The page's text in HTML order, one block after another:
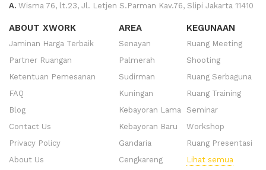
A. Wisma 76, lt.23, Jl. Letjen S.Parman Kav.76, Slipi Jakarta 11410
ABOUT XWORK
Jaminan Harga Terbaik
Partner Ruangan
Ketentuan Pemesanan
FAQ
Blog
Contact Us
Privacy Policy
About Us
AREA
Senayan
Palmerah
Sudirman
Kuningan
Kebayoran Lama
Kebayoran Baru
Gandaria
Cengkareng
KEGUNAAN
Ruang Meeting
Shooting
Ruang Serbaguna
Ruang Training
Seminar
Workshop
Ruang Presentasi
Lihat semua